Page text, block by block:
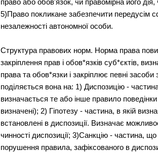
право або обов'язок, чи правомірна його
5)Право покликане забезпечити передусім
незалежності автономної особи.
Структура правових норм. Норма права
закріплення прав і обов*язків суб*єктів,
права та обов*язки і закріплює певні
поділяється вона на: 1) Диспозицію -
визначається те або інше правило
визначені); 2) Гіпотезу - частина, в якій
встановлені в диспозиції. Визначає
чинності диспозиції; 3)Санкцію - частина,
порушення правила, зафіксованого в